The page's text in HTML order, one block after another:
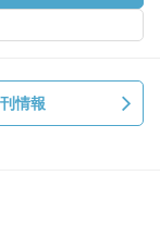
情報